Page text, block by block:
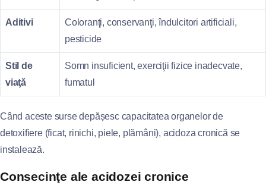
Aditivi
Coloranţi, conservanţi, îndulcitori artificiali,
pesticide
Stil de
viaţă
Somn insuficient, exerciţii fizice inadecvate,
fumatul
Când aceste surse depășesc capacitatea organelor de
detoxifiere (ficat, rinichi, piele, plămâni), acidoza cronică se
instalează.
Consecinţe ale acidozei cronice